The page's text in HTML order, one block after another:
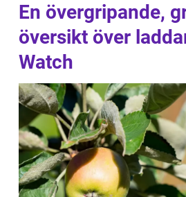
En övergripande,
översikt över
Watch